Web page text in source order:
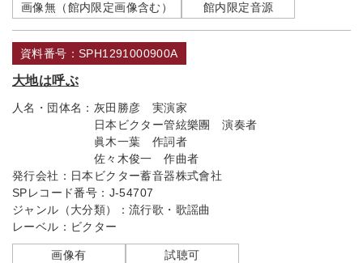
画像無（館内限定画像含む） 館内限定音源
資料番号：SPH1291000900A
大地は呼ぶ
人名・団体名： 灰田勝彦 実演家
日本ビクター管絃樂團 演奏者
眞木一葉 作詞者
佐々木俊一 作曲者
発行会社： 日本ビクター蓄音器株式會社
SPレコード番号： J-54707
ジャンル（大分類）： 流行歌・歌謡曲
レーベル： ビクター
画像有 試聴可